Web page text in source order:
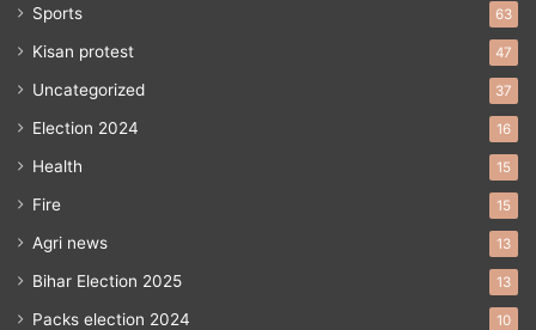
Sports 63
Kisan protest 47
Uncategorized 37
Election 2024 16
Health 15
Fire 15
Agri news 13
Bihar Election 2025 13
Packs election 2024 10